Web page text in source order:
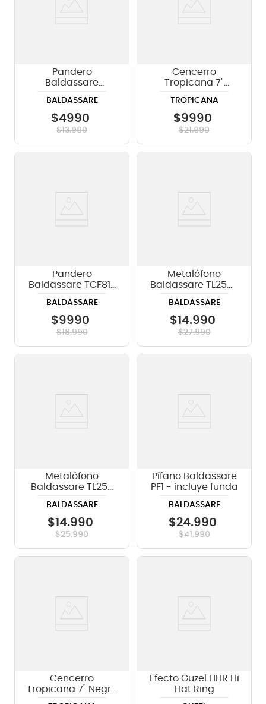
Pandero
Baldassare
PTWJ220Y color
amarillo (YE)
BALDASSARE
$4990
$13.990
Cencerro
Tropicana 7"
CH
TROPICANA
$9990
$21.990
Pandero
Baldassare TCF817
BALDASSARE
$9990
$18.990
Metalófono
Baldassare TL25W,
BALDASSARE
$14.990
$27.990
Metalófono
Baldassare TL25S
BALDASSARE
$14.990
$25.990
Pífano Baldassare
PF1 - incluye funda
BALDASSARE
$24.990
$41.990
Cencerro
Tropicana 7" Negro
Efecto Guzel HHR Hi
Hat Ring